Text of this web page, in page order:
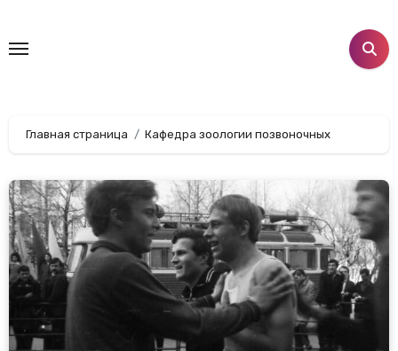
содержанию
Главная страница Кафедра зоологии позвоночных